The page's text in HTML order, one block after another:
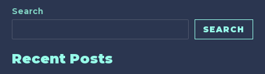
Search
SEARCH
Recent Posts